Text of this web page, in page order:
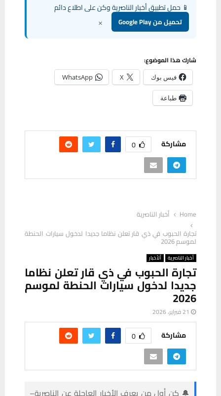
📱 حمل تطبيق أخبار الناصرية وكن على اطلاع دائم
تحميل من Google Play ×
شارك هذا الموضوع:
فيس بوك X
WhatsApp
طباعة
مشاركة 0
Home
أخبار الناصرية
تجارة الحبوب في ذي قار تعلن نظاما جديدا لدخول سيارات الحنطة
لموسم 2026
أخبار الناصرية ألأخبار
تجارة الحبوب في ذي قار تعلن نظاما
جديدا لدخول سيارات الحنطة لموسم
2026
21 فبراير، 2026
مشاركة 0
🔔 كن أول من يعرف الأخبار العاجلة عن الناصرية–